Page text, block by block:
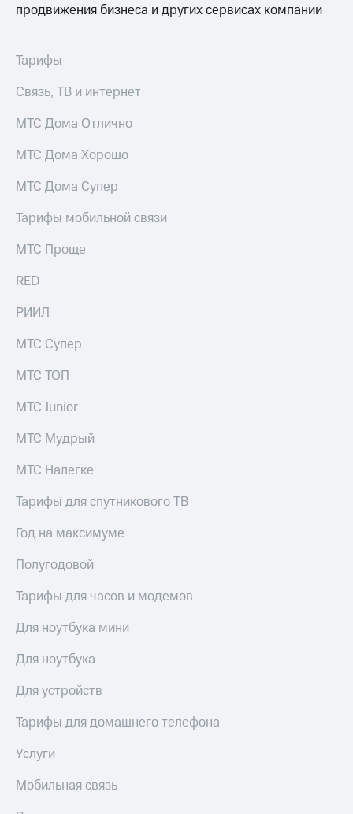
продвижения бизнеса и других сервисах компании
Тарифы
Связь, ТВ и интернет
МТС Дома Отлично
МТС Дома Хорошо
МТС Дома Супер
Тарифы мобильной связи
МТС Проще
RED
РИИЛ
МТС Супер
МТС ТОП
МТС Junior
МТС Мудрый
МТС Налегке
Тарифы для спутникового ТВ
Год на максимуме
Полугодовой
Тарифы для часов и модемов
Для ноутбука мини
Для ноутбука
Для устройств
Тарифы для домашнего телефона
Услуги
Мобильная связь